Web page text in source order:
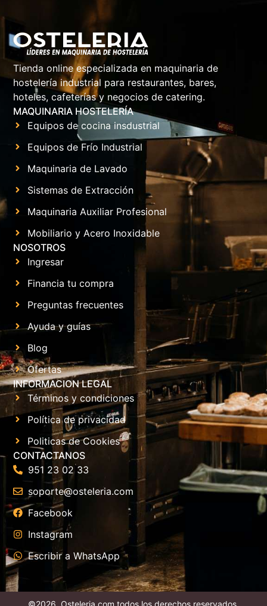
Tienda online especializada en maquinaria de
hostelería industrial para restaurantes, bares,
hoteles, cafeterías y negocios de catering.
MAQUINARIA HOSTELERÍA
Equipos de cocina insdustrial
Equipos de Frío Industrial
Maquinaria de Lavado
Sistemas de Extracción
Maquinaria Auxiliar Profesional
Mobiliario y Acero Inoxidable
NOSOTROS
Ingresar
Financia tu compra
Preguntas frecuentes
Ayuda y guías
Blog
Ofertas
INFORMACION LEGAL
Términos y condiciones
Política de privacidad
Politicas de Cookies
CONTACTANOS
951 23 02 33
soporte@osteleria.com
Facebook
Instagram
Escribir a WhatsApp
©2026. Osteleria.com todos los derechos reservados.